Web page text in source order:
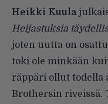
Heikki Kuula
Heijastuksia
joten uutta on
toki ole minkään
räppäri ollut todella
Brothersin riveissä.